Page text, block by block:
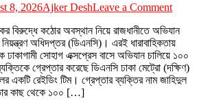
নিয়ন্ত্রণ
প্রশ্ন
?
8, 2026Ajker DeshLeave a Commenton
ডিএনসি’র
ঝটিকা
অভিযান
:
সোহাগ
বিরুদ্ধে কঠোর অবস্থান নিয়ে রাজধানীতে অভিযান
অধিদপ্তর (ডিএনসি)। এরই ধারাবাহিকতায়
ঢাকাগামী সোহাগ এক্সপ্রেস বাসে অভিযান চালিয়ে ১০০
গ্রেপ্তার করেছে ডিএনসি ঢাকা মেট্রো (দক্ষিণ)
একটি রেইডিং টিম। গ্রেপ্তার ব্যক্তির নাম জাহিদুল
কাছ থেকে ১০০ […]